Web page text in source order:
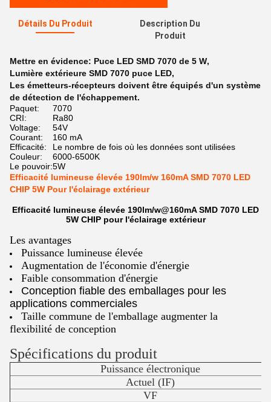
Détails Du Produit
Description Du
Produit
Mettre en évidence: Puce LED SMD 7070 de 5 W,
Lumière extérieure SMD 7070 puce LED,
Les émetteurs-récepteurs doivent être équipés d'un système
de détection de l'échappement.
Paquet:
7070
CRI:
Ra80
Voltage:
54V
Courant:
160 mA
Efficacité:
Le nombre de fois où les données sont utilisées
Couleur:
6000-6500K
Le pouvoir:5W
Efficacité lumineuse élevée 190lm/w 160mA SMD 7070 LED
CHIP 5W Pour l'éclairage extérieur
Efficacité lumineuse élevée 190lm/w@160mA SMD 7070 LED
5W CHIP pour l'éclairage extérieur
Les avantages
Puissance lumineuse élevée
Augmentation de l'économie d'énergie
Faible consommation d'énergie
Conception fiable des emballages pour les
applications commerciales
Taille commune de l'emballage augmenter la
flexibilité de conception
Spécifications du produit
Puissance électronique
Actuel (IF)
VF